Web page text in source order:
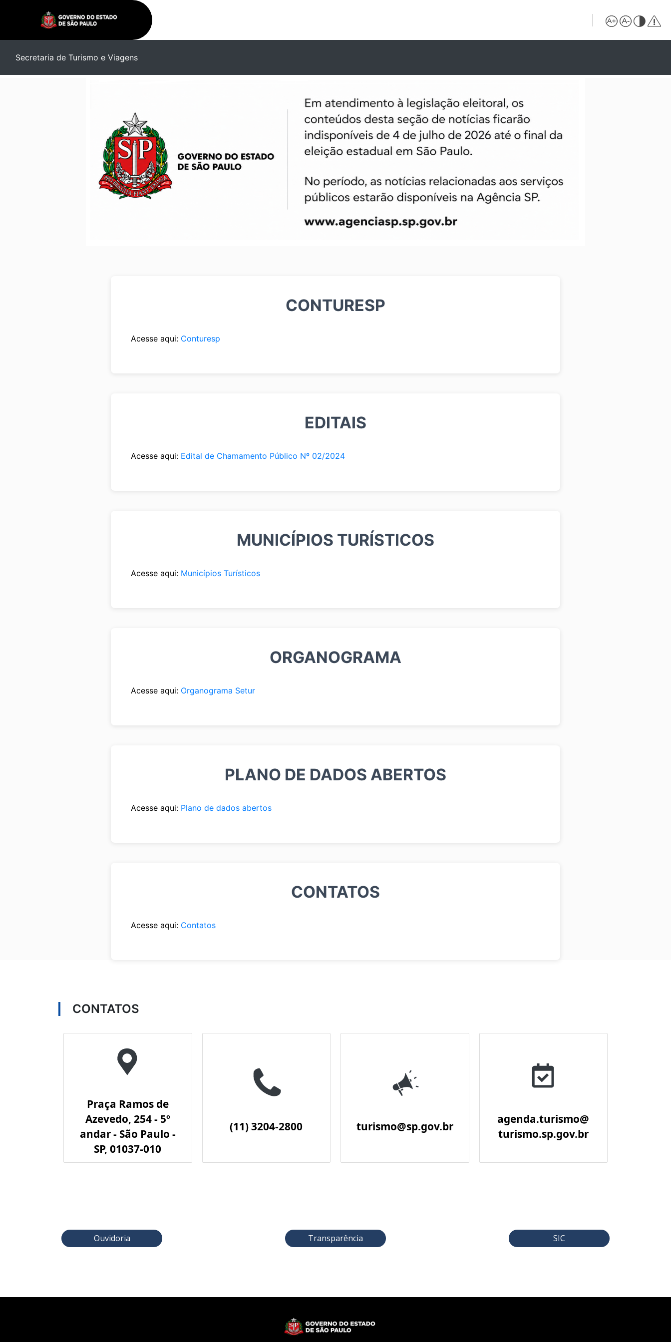
Secretaria de Turismo e Viagens
CONTURESP
Acesse aqui: Conturesp
EDITAIS
Acesse aqui: Edital de Chamamento Público Nº 02/2024
MUNICÍPIOS TURÍSTICOS
Acesse aqui: Municípios Turísticos
ORGANOGRAMA
Acesse aqui: Organograma Setur
PLANO DE DADOS ABERTOS
Acesse aqui: Plano de dados abertos
CONTATOS
Acesse aqui: Contatos
CONTATOS
Praça Ramos de
Azevedo, 254 - 5º
andar - São Paulo -
SP, 01037-010
(11) 3204-2800 turismo@sp.gov.br
agenda.turismo@
turismo.sp.gov.br
Ouvidoria Transparência SIC